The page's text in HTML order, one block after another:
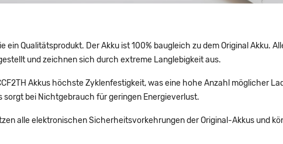
ein Qualitätsprodukt. Der Akku ist 100% baugleich zu dem Original Akku.
und zeichnen sich durch extreme Langlebigkeit aus.
Akkus höchste Zyklenfestigkeit, was eine hohe Anzahl möglicher
sorgt bei Nichtgebrauch für geringen Energieverlust.
alle elektronischen Sicherheitsvorkehrungen der Original-Akkus und